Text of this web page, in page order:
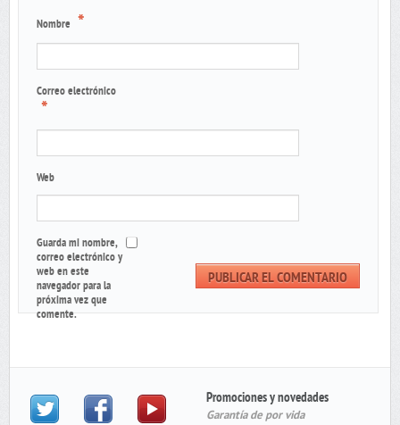
Nombre *
Correo electrónico
*
Web
Guarda mi nombre,
correo electrónico y
web en este
navegador para la
próxima vez que
comente.
Promociones y novedades
Garantía de por vida